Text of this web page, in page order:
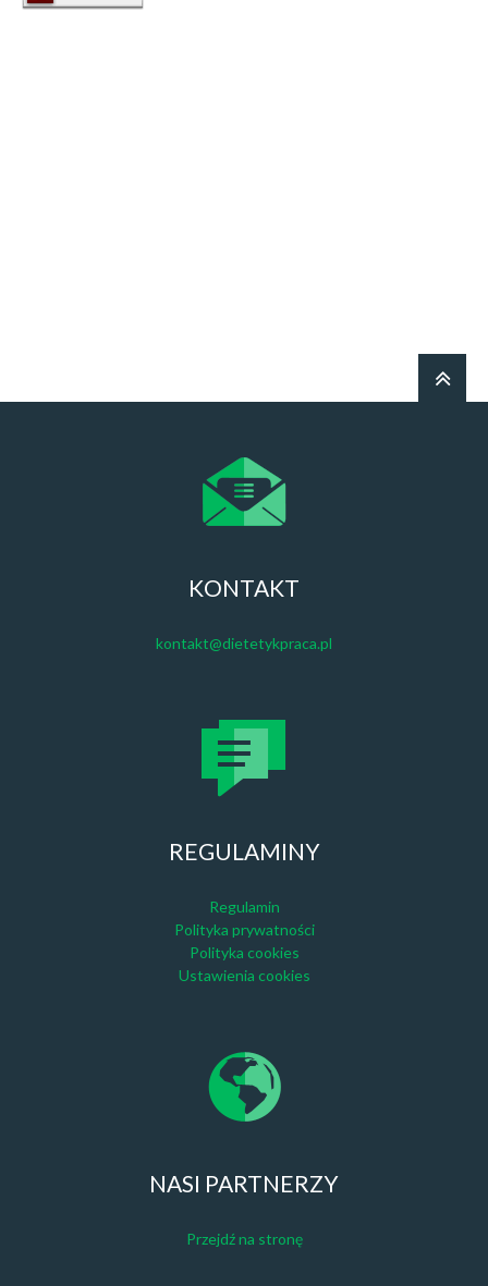
KONTAKT
kontakt@dietetykpraca.pl
REGULAMINY
Regulamin
Polityka prywatności
Polityka cookies
Ustawienia cookies
NASI PARTNERZY
Przejdź na stronę